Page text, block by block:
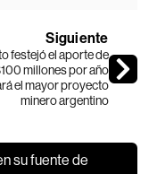
Siguiente
festejó el aporte de
millones por año
el mayor proyecto
minero argentino
su fuente de